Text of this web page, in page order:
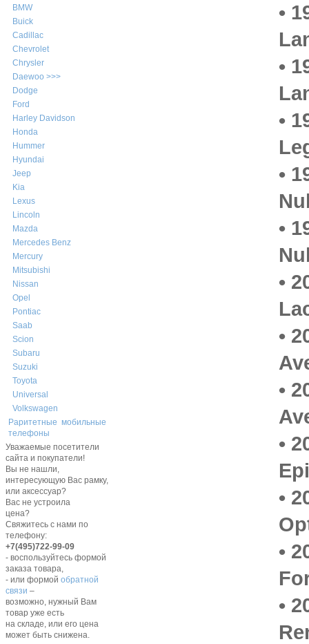
BMW
Buick
Cadillac
Chevrolet
Chrysler
Daewoo >>>
Dodge
Ford
Harley Davidson
Honda
Hummer
Hyundai
Jeep
Kia
Lexus
Lincoln
Mazda
Mercedes Benz
Mercury
Mitsubishi
Nissan
Opel
Pontiac
Saab
Scion
Subaru
Suzuki
Toyota
Universal
Volkswagen
Раритетные мобильные
телефоны
Уважаемые посетители
сайта и покупатели!
Вы не нашли,
интересующую Вас рамку,
или аксессуар?
Вас не устроила
цена?
Свяжитесь с нами по
телефону:
+7(495)722-99-09
- воспользуйтесь формой
заказа товара,
- или формой обратной
связи –
возможно, нужный Вам
товар уже есть
на складе, или его цена
может быть снижена.
•
•
•
•
•
•
•
•
•
•
•
•